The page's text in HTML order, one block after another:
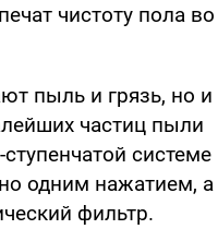
чистоту пола во
пыль и грязь, но и
частиц пыли
системе
одним нажатием, а
фильтр.